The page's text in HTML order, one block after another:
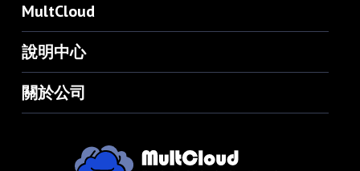
MultCloud
說明中心
關於公司